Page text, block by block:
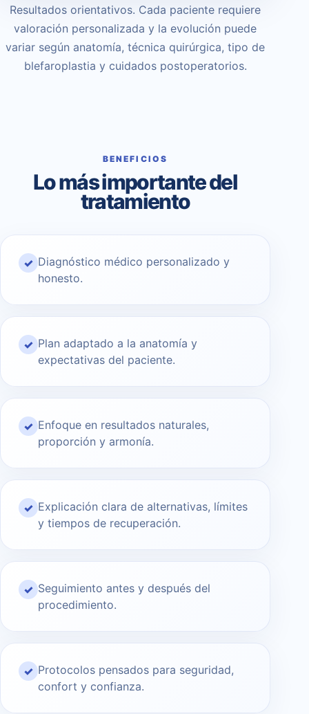
Resultados orientativos. Cada paciente requiere
valoración personalizada y la evolución puede
variar según anatomía, técnica quirúrgica, tipo de
blefaroplastia y cuidados postoperatorios.
BENEFICIOS
Lo más importante del
tratamiento
✓ Diagnóstico médico personalizado y
honesto.
✓ Plan adaptado a la anatomía y
expectativas del paciente.
✓ Enfoque en resultados naturales,
proporción y armonía.
✓ Explicación clara de alternativas, límites
y tiempos de recuperación.
✓ Seguimiento antes y después del
procedimiento.
✓ Protocolos pensados para seguridad,
confort y confianza.